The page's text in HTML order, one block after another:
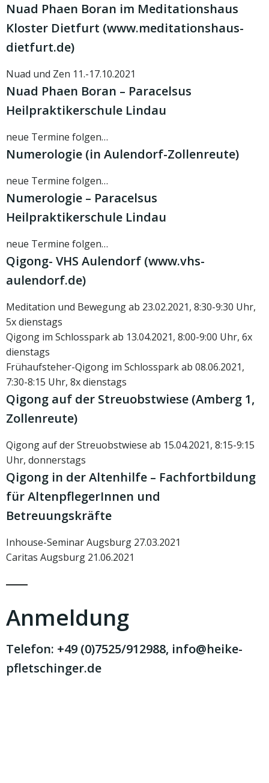
Nuad Phaen Boran im Meditationshaus
Kloster Dietfurt (www.meditationshaus-
dietfurt.de)
Nuad und Zen 11.-17.10.2021
Nuad Phaen Boran – Paracelsus
Heilpraktikerschule Lindau
neue Termine folgen…
Numerologie (in Aulendorf-Zollenreute)
neue Termine folgen…
Numerologie – Paracelsus
Heilpraktikerschule Lindau
neue Termine folgen…
Qigong- VHS Aulendorf (www.vhs-
aulendorf.de)
Meditation und Bewegung ab 23.02.2021, 8:30-9:30 Uhr,
5x dienstags
Qigong im Schlosspark ab 13.04.2021, 8:00-9:00 Uhr, 6x
dienstags
Frühaufsteher-Qigong im Schlosspark ab 08.06.2021,
7:30-8:15 Uhr, 8x dienstags
Qigong auf der Streuobstwiese (Amberg 1,
Zollenreute)
Qigong auf der Streuobstwiese ab 15.04.2021, 8:15-9:15
Uhr, donnerstags
Qigong in der Altenhilfe – Fachfortbildung
für AltenpflegerInnen und
Betreuungskräfte
Inhouse-Seminar Augsburg 27.03.2021
Caritas Augsburg 21.06.2021
Anmeldung
Telefon: +49 (0)7525/912988, info@heike-
pfletschinger.de